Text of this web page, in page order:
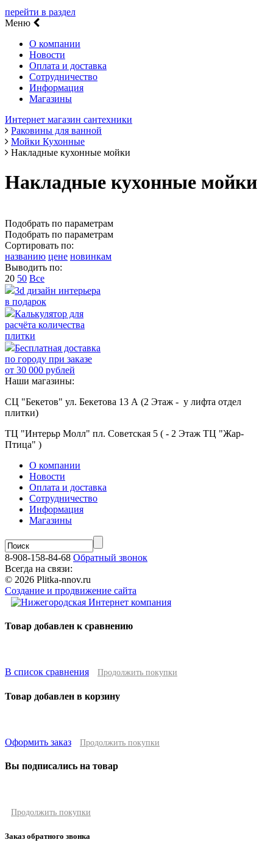
перейти в раздел
Меню
О компании
Новости
Оплата и доставка
Сотрудничество
Информация
Магазины
Интернет магазин сантехники
Раковины для ванной
Мойки Кухонные
Накладные кухонные мойки
Накладные кухонные мойки
Подобрать по параметрам
Подобрать по параметрам
Сортировать по:
названию цене новинкам
Выводить по:
20 50 Все
3d дизайн интерьера
в подарок
Калькулятор для
расчёта количества
плитки
Бесплатная доставка
по городу при заказе
от 30 000 рублей
Наши магазины:
СЦ "Бекетов" ул. Бекетова 13 А (2 Этаж - у лифта отдел
плитки)
ТЦ "Интерьр Молл" пл. Советская 5 ( - 2 Этаж ТЦ "Жар-
Птица" )
О компании
Новости
Оплата и доставка
Сотрудничество
Информация
Магазины
8-908-158-84-68 Обратный звонок
Всегда на связи:
© 2026 Plitka-nnov.ru
Создание и продвижение сайта
Товар добавлен к сравнению
В список сравнения Продолжить покупки
Товар добавлен в корзину
Оформить заказ Продолжить покупки
Вы подписались на товар
Продолжить покупки
Заказ обратного звонка